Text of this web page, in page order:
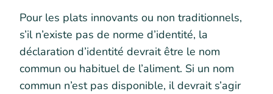
Pour les plats innovants ou non traditionnels,
s’il n’existe pas de norme d’identité, la
déclaration d’identité devrait être le nom
commun ou habituel de l’aliment. Si un nom
commun n’est pas disponible, il devrait s’agir